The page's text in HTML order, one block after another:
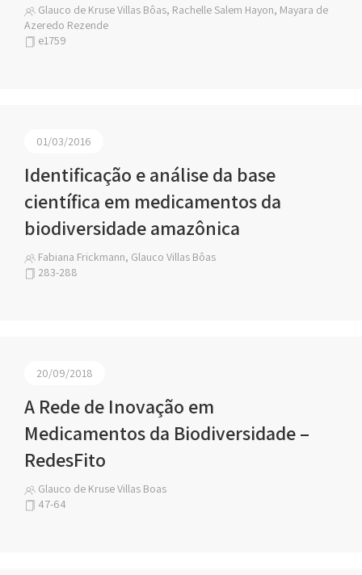
Glauco de Kruse Villas Bôas, Rachelle Salem Hayon, Mayara de
Azeredo Rezende
e1759
01/03/2016
Identificação e análise da base
científica em medicamentos da
biodiversidade amazônica
Fabiana Frickmann, Glauco Villas Bôas
283-288
20/09/2018
A Rede de Inovação em
Medicamentos da Biodiversidade –
RedesFito
Glauco de Kruse Villas Boas
47-64